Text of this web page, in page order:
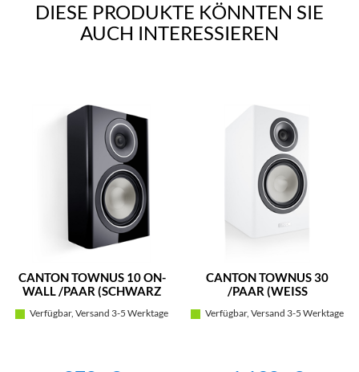
DIESE PRODUKTE KÖNNTEN SIE
AUCH INTERESSIEREN
CANTON TOWNUS 10 ON-
WALL /PAAR (SCHWARZ
Verfügbar, Versand 3-5 Werktage
CANTON TOWNUS 30
/PAAR (WEISS
Verfügbar, Versand 3-5 Werktage